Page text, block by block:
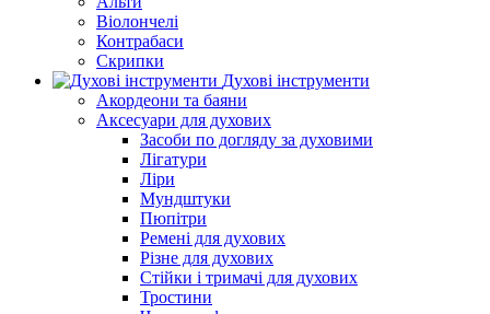
Віолончелі
Контрабаси
Скрипки
Духові інструменти
Акордеони та баяни
Аксесуари для духових
Засоби по догляду за духовими
Лігатури
Ліри
Мундштуки
Пюпітри
Ремені для духових
Різне для духових
Стійки і тримачі для духових
Тростини